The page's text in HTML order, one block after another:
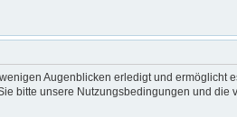
Augenblicken erledigt und ermöglicht
bitte unsere Nutzungsbedingungen und